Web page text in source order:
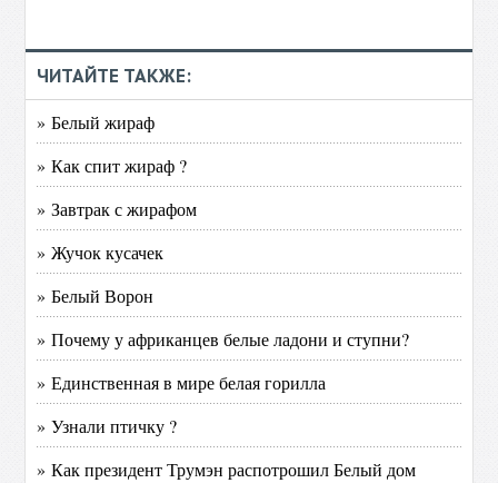
ЧИТАЙТЕ ТАКЖЕ:
» Белый жираф
» Как спит жираф ?
» Завтрак с жирафом
» Жучок кусачек
» Белый Ворон
» Почему у африканцев белые ладони и ступни?
» Единственная в мире белая горилла
» Узнали птичку ?
» Как президент Трумэн распотрошил Белый дом